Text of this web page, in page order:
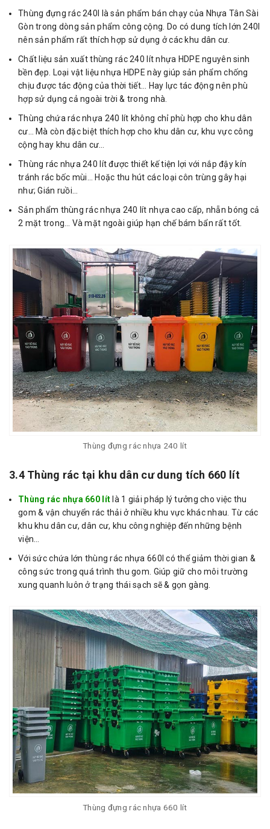
Thùng đựng rác 240l là sản phẩm bán chạy của Nhựa Tân Sài
Gòn trong dòng sản phẩm công cộng. Do có dung tích lớn 240l
nên sản phẩm rất thích hợp sử dụng ở các khu dân cư.
Chất liệu sản xuất thùng rác 240 lít nhựa HDPE nguyên sinh
bền đẹp. Loại vật liệu nhựa HDPE này giúp sản phẩm chống
chịu được tác động của thời tiết… Hay lực tác động nên phù
hợp sử dụng cả ngoài trời & trong nhà.
Thùng chứa rác nhựa 240 lít không chỉ phù hợp cho khu dân
cư… Mà còn đặc biệt thích hợp cho khu dân cư, khu vực công
cộng hay khu dân cư…
Thùng rác nhựa 240 lít được thiết kế tiện lợi với nắp đậy kín
tránh rác bốc mùi… Hoặc thu hút các loại côn trùng gây hại
như; Gián ruồi…
Sản phẩm thùng rác nhựa 240 lít nhựa cao cấp, nhẵn bóng cả
2 mặt trong… Và mặt ngoài giúp hạn chế bám bẩn rất tốt.
Thùng đựng rác nhựa 240 lít
3.4 Thùng rác tại khu dân cư dung tích 660 lít
Thùng rác nhựa 660 lít là 1 giải pháp lý tưởng cho việc thu
gom & vận chuyển rác thải ở nhiều khu vực khác nhau. Từ các
khu khu dân cư, dân cư, khu công nghiệp đến những bệnh
viện…
Với sức chứa lớn thùng rác nhựa 660l có thể giảm thời gian &
công sức trong quá trình thu gom. Giúp giữ cho môi trường
xung quanh luôn ở trạng thái sạch sẽ & gọn gàng.
Thùng đựng rác nhựa 660 lít